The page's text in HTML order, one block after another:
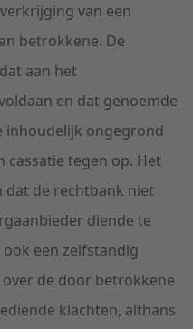
van een
betrokkene. De
aan het
en dat genoemde
inhoudelijk ongegrond
tegen op. Het
dat de rechtbank niet
diende te
een zelfstandig
de door betrokkene
klachten, althans